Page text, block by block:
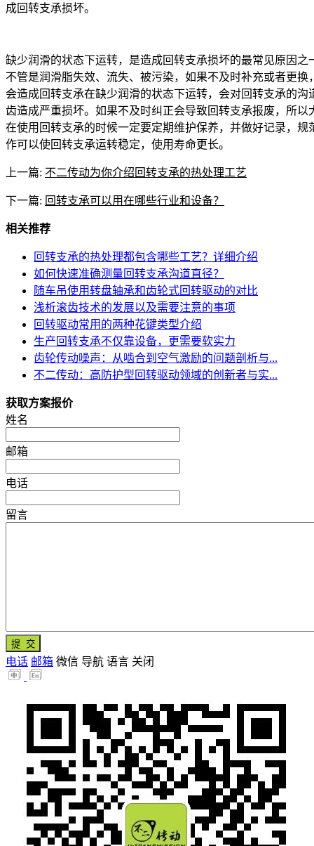
成回转支承损坏。
缺少润滑的状态下运转，是造成回转支承损坏的最常见原因之
不管是润滑脂失效、流失、被污染，如果不及时补充或者更换
会造成回转支承在缺少润滑的状态下运转，会对回转支承的沟
齿造成严重损坏。如果不及时纠正会导致回转支承报废，所以
在使用回转支承的时候一定要定期维护保养，并做好记录，规
作可以使回转支承运转稳定，使用寿命更长。
上一篇: 不二传动为你介绍回转支承的热处理工艺
下一篇: 回转支承可以用在哪些行业和设备？
相关推荐
回转支承的热处理都包含哪些工艺？详细介绍
如何快速准确测量回转支承沟道直径？
随车吊使用转盘轴承和齿轮式回转驱动的对比
浅析滚齿技术的发展以及需要注意的事项
回转驱动常用的两种花键类型介绍
生产回转支承不仅靠设备，更需要软实力
齿轮传动噪声：从啮合到空气激励的问题剖析与...
不二传动：高防护型回转驱动领域的创新者与实...
获取方案报价
姓名
邮箱
电话
留言
电话 邮箱 微信 导航 语言 关闭